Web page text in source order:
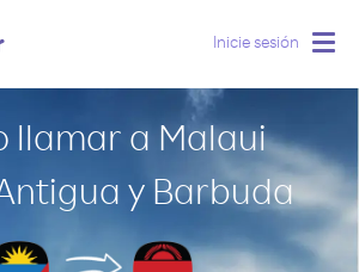
Inicie sesión
llamar a Malaui
y Barbuda